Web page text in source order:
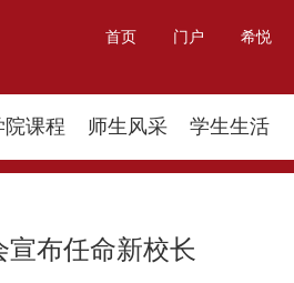
首页 门户 希悦
院课程 师生风采 学生生活
布任命新校长